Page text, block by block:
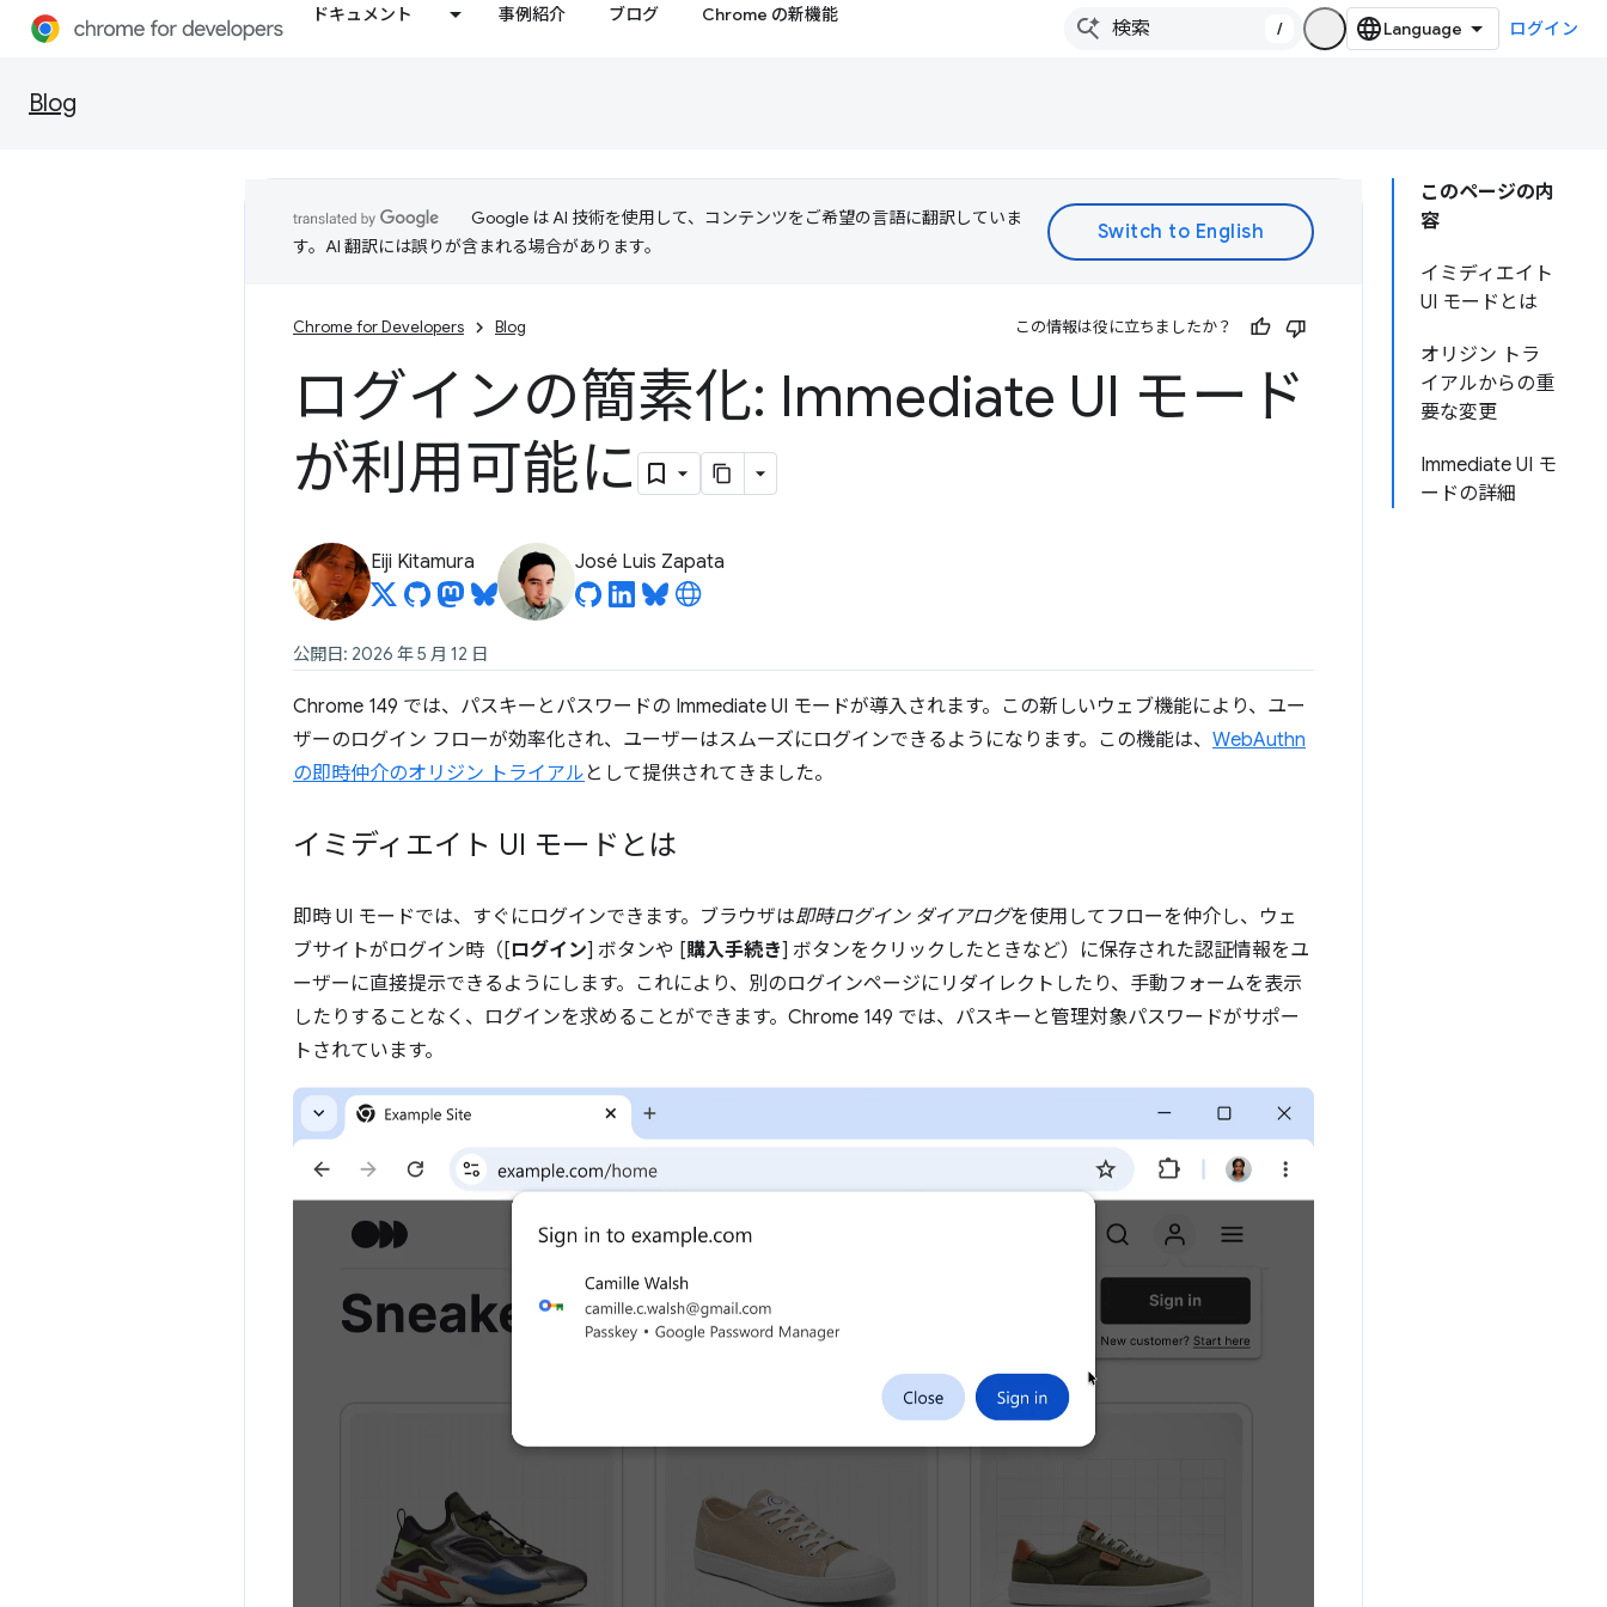
ドキュメント 事例紹介 ブログ Chrome の新機能
/ ログイン
Blog
このページの内
容
イミディエイト
UI モードとは
オリジン トラ
イアルからの重
要な変更
Immediate UI モ
ードの詳細
Google は AI 技術を使用して、コンテンツをご希望の言語に翻訳していま
す。AI 翻訳には誤りが含まれる場合があります。
Chrome for Developers Blog この情報は役に立ちましたか？
ログインの簡素化: Immediate UI モード
が利用可能に
Eiji Kitamura José Luis Zapata
公開日: 2026 年 5 月 12 日
Chrome 149 では、パスキーとパスワードの Immediate UI モードが導入されます。この新しいウェブ機能により、ユー
ザーのログイン フローが効率化され、ユーザーはスムーズにログインできるようになります。この機能は、 WebAuthn
の即時仲介のオリジン トライアル として提供されてきました。
イミディエイト UI モードとは
即時 UI モードでは、すぐにログインできます。ブラウザは即時ログイン ダイアログを使用してフローを仲介し、ウェ
ブサイトがログイン時（[ログイン] ボタンや [購入手続き] ボタンをクリックしたときなど）に保存された認証情報をユ
ーザーに直接提示できるようにします。これにより、別のログインページにリダイレクトしたり、手動フォームを表示
したりすることなく、ログインを求めることができます。Chrome 149 では、パスキーと管理対象パスワードがサポー
トされています。